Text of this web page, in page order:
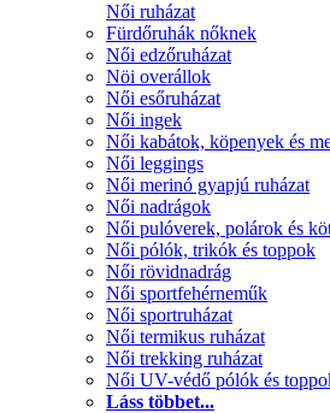
Női ruházat
Fürdőruhák nőknek
Női edzőruházat
Nöi overállok
Női esőruházat
Női ingek
Női kabátok, köpenyek és
Női leggings
Női merinó gyapjú ruházat
Női nadrágok
Női pulóverek, polárok és
Női pólók, trikók és toppok
Női rövidnadrág
Női sportfehérneműk
Női sportruházat
Női termikus ruházat
Női trekking ruházat
Női UV-védő pólók és
Láss többet...